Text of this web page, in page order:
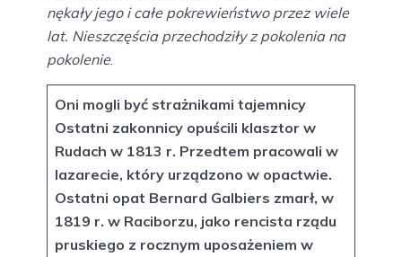
nękały jego i całe pokrewieństwo przez wiele
lat. Nieszczęścia przechodziły z pokolenia na
pokolenie.
Oni mogli być strażnikami tajemnicy
Ostatni zakonnicy opuścili klasztor w
Rudach w 1813 r. Przedtem pracowali w
lazarecie, który urządzono w opactwie.
Ostatni opat Bernard Galbiers zmarł, w
1819 r. w Raciborzu, jako rencista rządu
pruskiego z rocznym uposażeniem w